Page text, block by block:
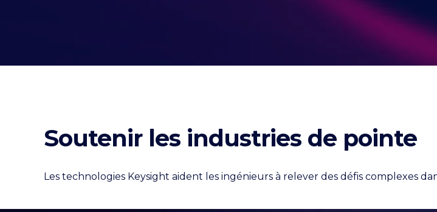
Soutenir les industries de pointe
Les technologies Keysight aident les ingénieurs à relever des défis complexes